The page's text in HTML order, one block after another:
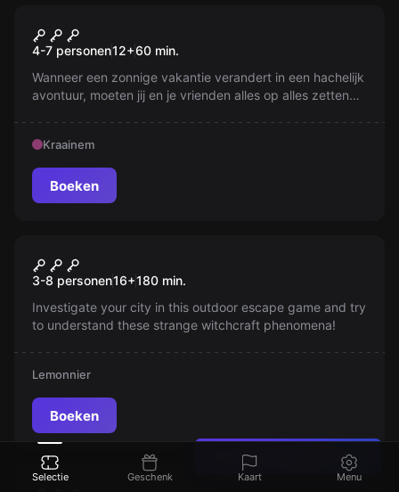
Nieuw
Vlucht 923
4-7 personen12+60 min.
Wanneer een zonnige vakantie verandert in een hachelijk
avontuur, moeten jij en je vrienden alles op alles zetten
Ontdek de kracht van ware vriendschap in het heetst
van de strijd.
Kraainem
Boeken
Nieuw
The Alchemist
3-8 personen16+180 min.
Investigate your city in this outdoor escape game and try
to understand these strange witchcraft phenomena!
Lemonnier
Boeken
Escape room
Heb je een fout gevonden?
Selectie Geschenk Kaart Menu